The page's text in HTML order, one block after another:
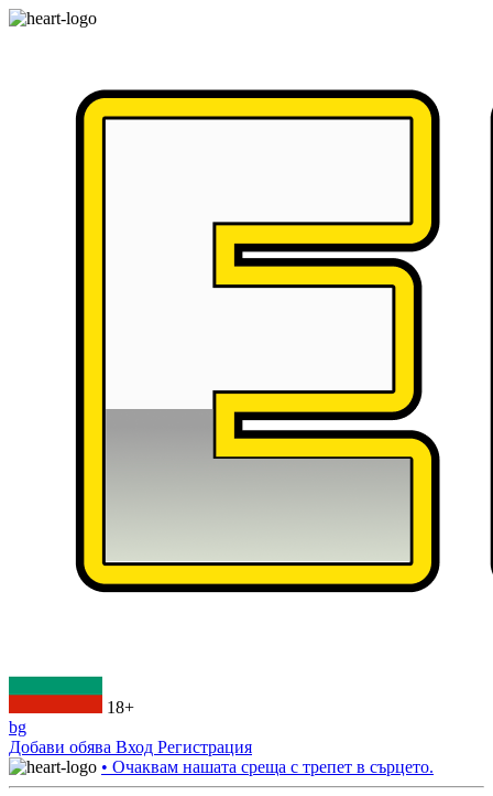
18+
bg
Добави обява Вход Регистрация
• Очаквам нашата среща с трепет в сърцето.